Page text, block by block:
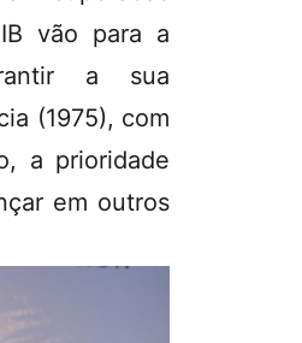
vão para a
a sua
(1975), com
a prioridade
em outros